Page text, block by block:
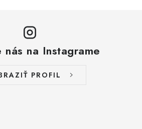
nás na Instagrame
PROFIL